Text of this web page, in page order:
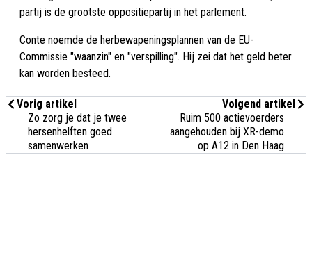
partij is de grootste oppositiepartij in het parlement.
Conte noemde de herbewapeningsplannen van de EU-
Commissie "waanzin" en "verspilling". Hij zei dat het geld beter
kan worden besteed.
Vorig artikel
Zo zorg je dat je twee
hersenhelften goed
samenwerken
Volgend artikel
Ruim 500 actievoerders
aangehouden bij XR-demo
op A12 in Den Haag